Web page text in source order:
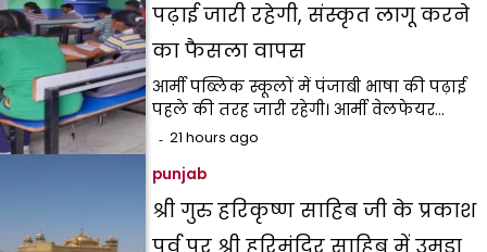
पढ़ाई जारी रहेगी, संस्कृत लागू करने
का फैसला वापस
आर्मी पब्लिक स्कूलों में पंजाबी भाषा की पढ़ाई
पहले की तरह जारी रहेगी। आर्मी वेलफेयर…
21 hours ago
punjab
श्री गुरु हरिकृष्ण साहिब जी के प्रकाश
पर्व पर श्री हरिमंदिर साहिब में उमड़ा